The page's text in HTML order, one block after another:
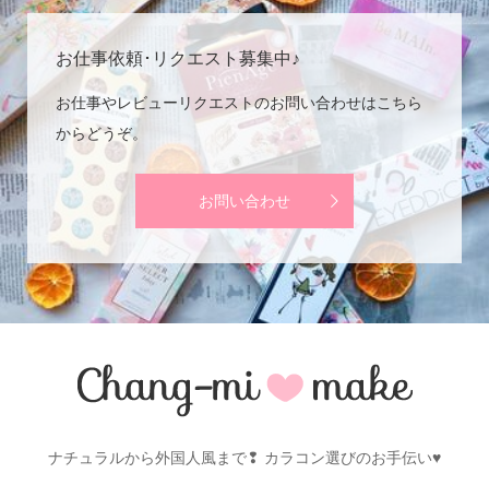
お仕事依頼･リクエスト募集中♪
お仕事やレビューリクエストのお問い合わせはこちら
からどうぞ。
お問い合わせ
ナチュラルから外国人風まで❢ カラコン選びのお手伝い♥